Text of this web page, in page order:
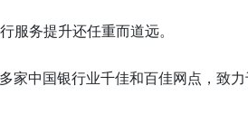
服务提升还任重而道远。
家中国银行业千佳和百佳网点，致